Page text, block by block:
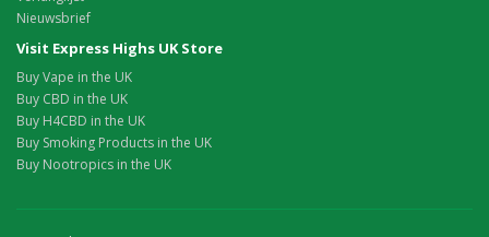
Nieuwsbrief
Visit Express Highs UK Store
Buy Vape in the UK
Buy CBD in the UK
Buy H4CBD in the UK
Buy Smoking Products in the UK
Buy Nootropics in the UK